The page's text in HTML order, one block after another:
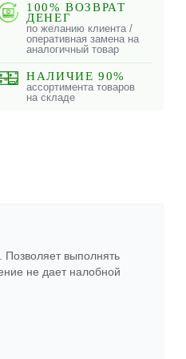
100% ВОЗВРАТ
ДЕНЕГ
по желанию клиента /
оперативная замена на
аналогичный товар
НАЛИЧИЕ 90%
ассортимента товаров
на складе
выполнять
не дает налобной